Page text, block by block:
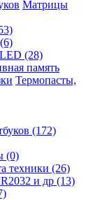
Матрицы
(28)
память
Термопасты,
(172)
(0)
техники (26)
и др (13)